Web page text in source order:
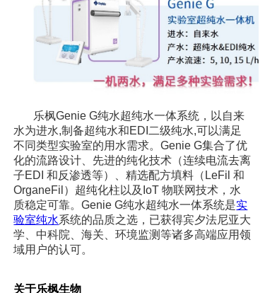
乐枫Genie G纯水超纯水一体系统，以自来
水为进水,制备超纯水和EDI二级纯水,可以满足
不同类型实验室的用水需求。Genie G集合了优
化的流路设计、先进的纯化技术（连续电流去离
子EDI 和反渗透等）、精选配方填料（LeFil 和
OrganeFil）超纯化柱以及IoT 物联网技术，水
质稳定可靠。Genie G纯水超纯水一体系统是实
验室纯水系统的品质之选，已获得宾夕法尼亚大
学、中科院、海关、环境监测等诸多高端应用领
域用户的认可。
关于乐枫生物